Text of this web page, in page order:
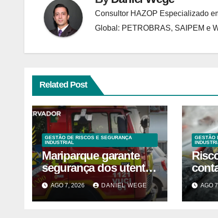
Consultor HAZOP Especializado
Global: PETROBRAS, SAIPEM e
Related Post
GESTÃO DE RISCOS E SEGURANÇA
INDUSTRIAL
Mariparque garante
segurança dos utentes
após acidente –
Observador
AGO 7, 2026 DANIEL WEGE
GESTÃO
AGO